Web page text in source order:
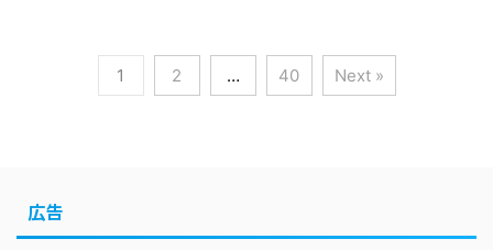
1 2 … 40 Next »
広告